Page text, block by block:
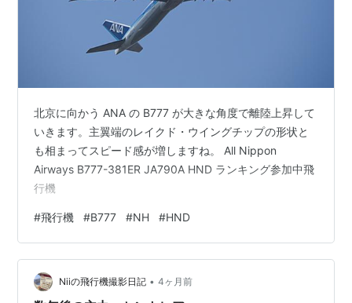
北京に向かう ANA の B777 が大きな角度で離陸上昇して
いきます。主翼端のレイクド・ウイングチップの形状と
も相まってスピード感が増しますね。 All Nippon
Airways B777-381ER JA790A HND ランキング参加中飛
行機
#飛行機 #B777 #NH #HND
Niiの飛行機撮影日記 • 4ヶ月前